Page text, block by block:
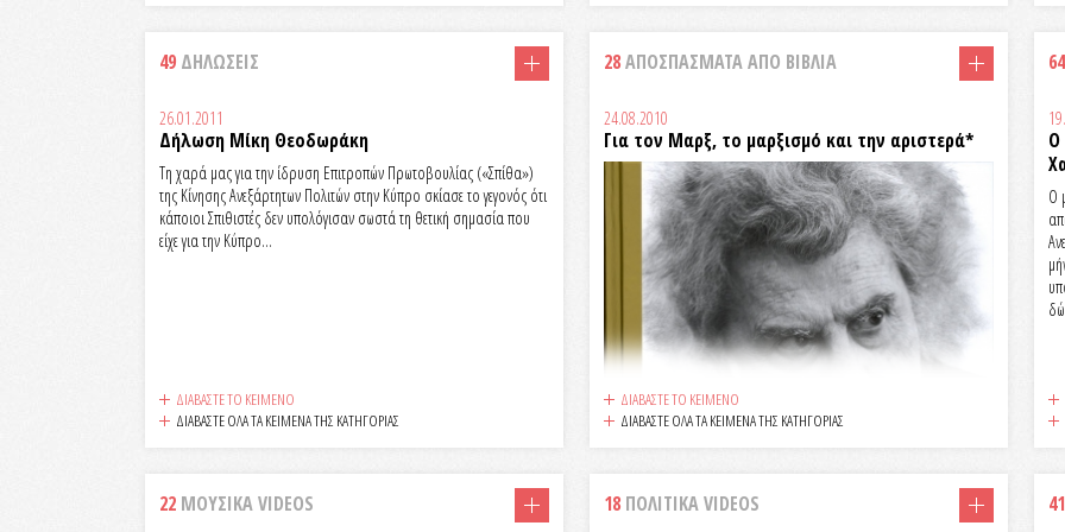
49 ΔΗΛΩΣΕΙΣ
26.01.2011
Δήλωση Μίκη Θεοδωράκη
Τη χαρά μας για την ίδρυση Επιτροπών Πρωτοβουλίας («Σπίθα»)
της Κίνησης Ανεξάρτητων Πολιτών στην Κύπρο σκίασε το γεγονός ότι
κάποιοι Σπιθιστές δεν υπολόγισαν σωστά τη θετική σημασία που
είχε για την Κύπρο...
ΔΙΑΒΑΣΤΕ ΤΟ ΚΕΙΜΕΝΟ
ΔΙΑΒΑΣΤΕ ΟΛΑ ΤΑ ΚΕΙΜΕΝΑ ΤΗΣ ΚΑΤΗΓΟΡΙΑΣ
28ΑΠΟΣΠΑΣΜΑΤΑ ΑΠΟ ΒΙΒΛΙΑ
24.08.2010
Για τον Μαρξ, το μαρξισμό και την αριστερά*
ΔΙΑΒΑΣΤΕ ΤΟ ΚΕΙΜΕΝΟ
ΔΙΑΒΑΣΤΕ ΟΛΑ ΤΑ ΚΕΙΜΕΝΑ ΤΗΣ ΚΑΤΗΓΟΡΙΑΣ
64
Ο
Ο
22 ΜΟΥΣΙΚΑ VIDEOS 18 ΠΟΛΙΤΙΚΑ VIDEOS 41